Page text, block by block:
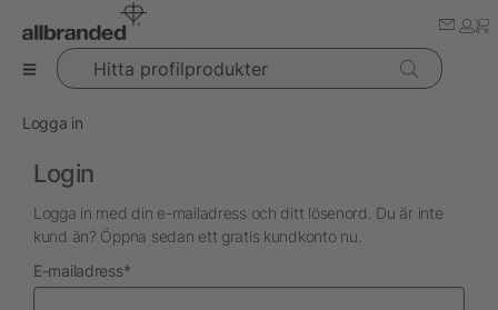
Hitta profilprodukter
Logga in
Login
Logga in med din e-mailadress och ditt lösenord. Du är inte
kund än? Öppna sedan ett gratis kundkonto nu.
E-mailadressnödvändig
*